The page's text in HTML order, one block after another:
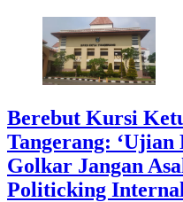
Berebut Kursi
Tangerang: ‘Ujian
Golkar Jangan
Politicking